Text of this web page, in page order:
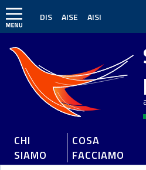
DIS AISE AISI
CHI
SIAMO
COSA
FACCIAMO